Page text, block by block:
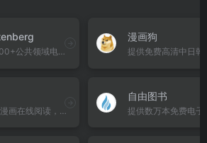
漫画狗
自由图书